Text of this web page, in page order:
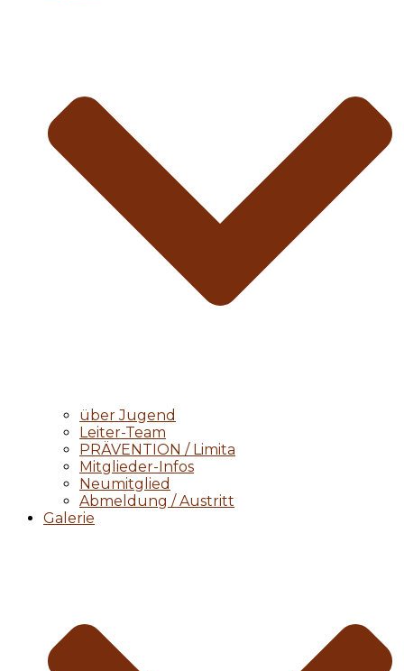
über Jugend
Leiter-Team
PRÄVENTION / Limita
Mitglieder-Infos
Neumitglied
Abmeldung / Austritt
Galerie